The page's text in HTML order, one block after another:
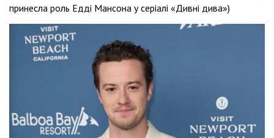
принесла роль Едді Мансона у серіалі «Дивні дива»)